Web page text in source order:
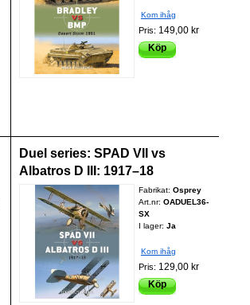
Kom ihåg
Pris: 149,00 kr
Köp
Duel series: SPAD VII vs
Albatros D III: 1917–18
Fabrikat: Osprey
Art.nr: OADUEL36-
SX
I lager: Ja
Kom ihåg
Pris: 129,00 kr
Köp